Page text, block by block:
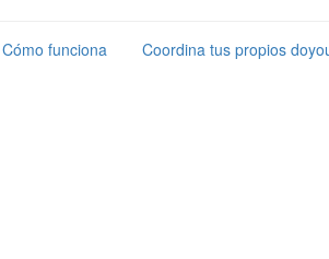
Cómo funciona Coordina tus propios